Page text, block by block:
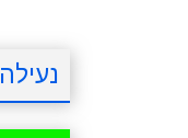
נעילה